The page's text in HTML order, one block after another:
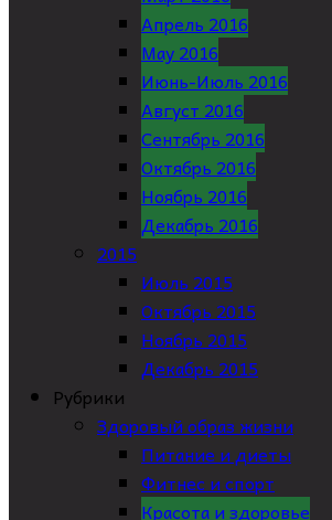
Апрель 2016
May 2016
Июнь-Июль 2016
Август 2016
Сентябрь 2016
Октябрь 2016
Ноябрь 2016
Декабрь 2016
2015
Июль 2015
Октябрь 2015
Ноябрь 2015
Декабрь 2015
Рубрики
Здоровый образ жизни
Питание и диеты
Фитнес и спорт
Красота и здоровье